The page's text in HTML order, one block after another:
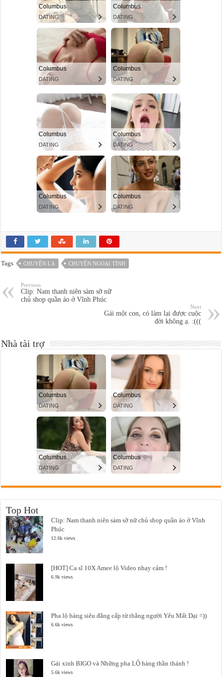
Tags CHUYỆN LẠ CHUYỆN NGOẠI TÌNH
Previous
Clip: Nam thanh niên sàm sỡ nữ
chủ shop quần áo ở Vĩnh Phúc
Next
Gái một con, có làm lại được cuộc
đời không ạ. :(((
Nhà tài trợ
Top Hot
Clip: Nam thanh niên sàm sỡ nữ chủ shop quần áo ở Vĩnh
Phúc
12.6k views
[HOT] Ca sĩ 10X Amee lộ Video nhạy cảm !
6.9k views
Pha lộ hàng siêu đẳng cấp từ thằng người Yêu Mất Dại =))
6.6k views
Gái xinh BIGO và Những pha LỘ hàng thần thánh !
5.6k views